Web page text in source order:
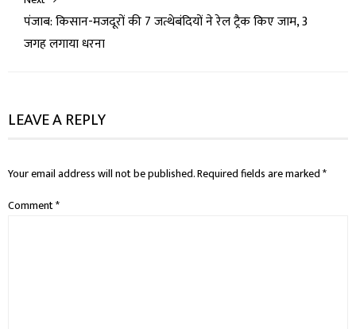
पंजाब: किसान-मजदूरों की 7 जत्थेबंदियों ने रेल ट्रैक किए जाम, 3
जगह लगाया धरना
LEAVE A REPLY
Your email address will not be published.Required fields are marked*
Comment*